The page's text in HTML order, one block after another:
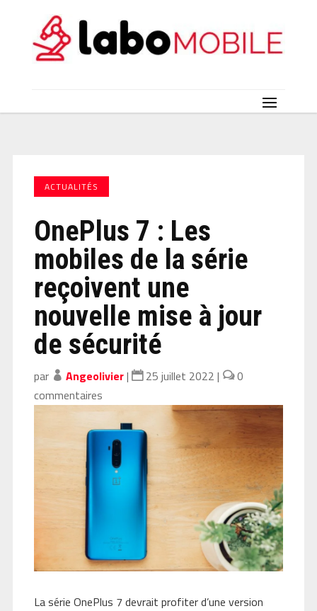
ACTUALITÉS
OnePlus 7 : Les
mobiles de la série
reçoivent une
nouvelle mise à jour
de sécurité
par Angeolivier| 25 juillet 2022 |
0
commentaires
La série OnePlus 7 devrait profiter d’une version